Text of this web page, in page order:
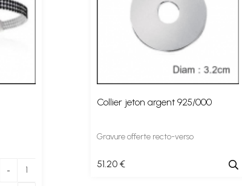
Collier jeton argent 925/000
Gravure offerte recto-verso
51.20 €